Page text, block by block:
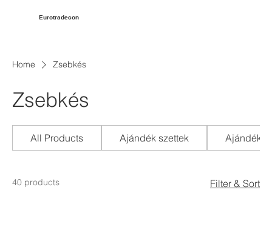
Eurotradecon
Home Zsebkés
Zsebkés
All Products Ajándék szettek
40 products Filter & Sort